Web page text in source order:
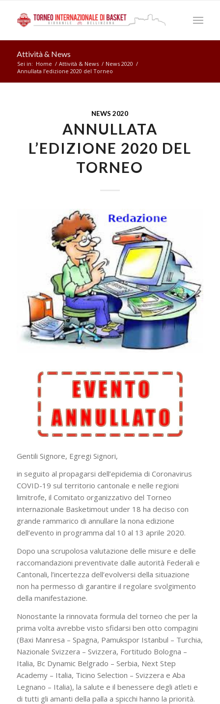
Attività & News
Sei in: Home / Attività & News / News 2020 /
Annullata l’edizione 2020 del Torneo
NEWS 2020
ANNULLATA
L’EDIZIONE 2020 DEL
TORNEO
Gentili Signore, Egregi Signori,
in seguito al propagarsi dell’epidemia di Coronavirus
COVID-19 sul territorio cantonale e nelle regioni
limitrofe, il Comitato organizzativo del Torneo
internazionale Basketimout under 18 ha deciso con
grande rammarico di annullare la nona edizione
dell’evento in programma dal 10 al 13 aprile 2020.
Dopo una scrupolosa valutazione delle misure e delle
raccomandazioni preventivate dalle autorità Federali e
Cantonali, l’incertezza dell’evolversi della situazione
non ha permesso di garantire il regolare svolgimento
della manifestazione.
Nonostante la rinnovata formula del torneo che per la
prima volta avrebbe visto sfidarsi ben otto compagini
(Baxi Manresa – Spagna, Pamukspor Istanbul – Turchia,
Nazionale Svizzera – Svizzera, Fortitudo Bologna –
Italia, Bc Dynamic Belgrado – Serbia, Next Step
Academy – Italia, Ticino Selection – Svizzera e Aba
Legnano – Italia), la salute e il benessere degli atleti e
di tutti gli amanti della palla a spicchi hanno la priorità.